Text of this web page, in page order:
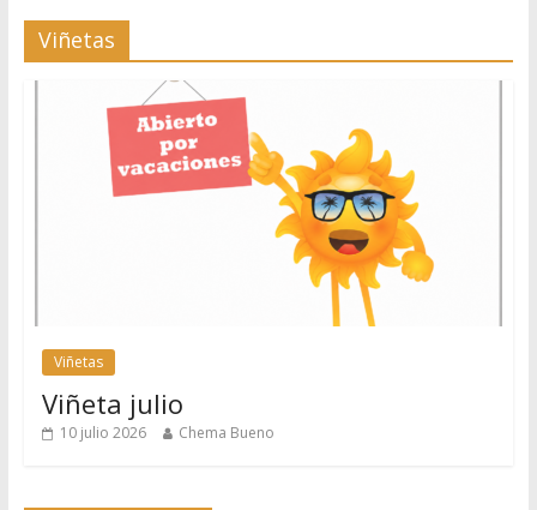
Viñetas
Viñetas
Viñeta julio
10 julio 2026 Chema Bueno